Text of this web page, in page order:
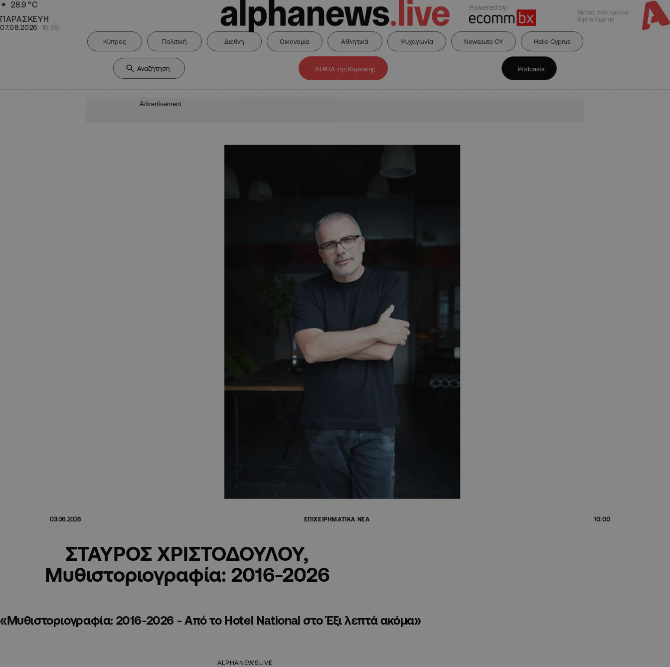
28.9 °C
ΠΑΡΑΣΚΕΥΗ
07.08.2026 16:59
Powered by:
Μέλος του ομίλου
Alpha Cyprus
Κύπρος Πολιτική Διεθνή Οικονομία Αθλητικά Ψυχαγωγία Newsauto CY Hello Cyprus
ALPHA της Κυριακής Podcasts
Advertisement
03.06.2026 ΕΠΙΧΕΙΡΗΜΑΤΙΚΑ ΝΕΑ 10:00
ΣΤΑΥΡΟΣ ΧΡΙΣΤΟΔΟΥΛΟΥ,
Μυθιστοριογραφία: 2016-2026
«Μυθιστοριογραφία: 2016-2026 - Από το Hotel National στο Έξι λεπτά ακόμα»
ALPHANEWSLIVE